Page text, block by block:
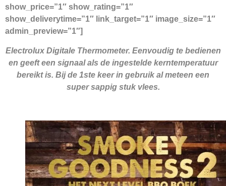
show_price=”1″ show_rating=”1″
show_deliverytime=”1″ link_target=”1″ image_size=”1″
admin_preview=”1″]
Electrolux Digitale Thermometer. Eenvoudig te bedienen
en geeft een signaal als de ingestelde kerntemperatuur
bereikt is. Bij de 1ste keer in gebruik al meteen een
super sappig stuk vlees.